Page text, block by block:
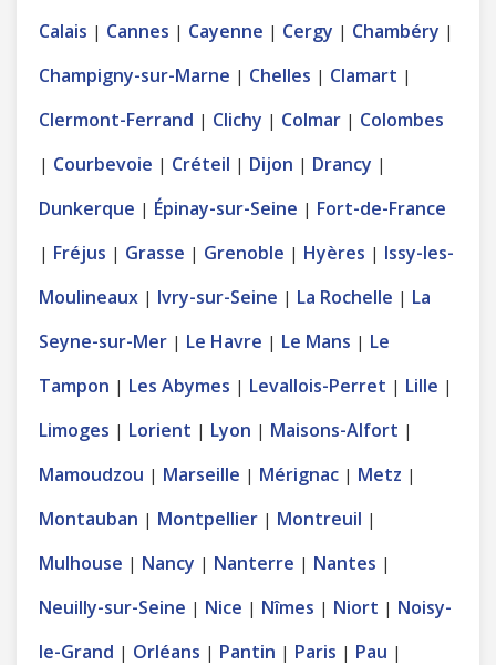
Calais | Cannes | Cayenne | Cergy | Chambéry |
Champigny-sur-Marne | Chelles | Clamart |
Clermont-Ferrand | Clichy | Colmar | Colombes
| Courbevoie | Créteil | Dijon | Drancy |
Dunkerque | Épinay-sur-Seine | Fort-de-France
| Fréjus | Grasse | Grenoble | Hyères | Issy-les-
Moulineaux | Ivry-sur-Seine | La Rochelle | La
Seyne-sur-Mer | Le Havre | Le Mans | Le
Tampon | Les Abymes | Levallois-Perret | Lille |
Limoges | Lorient | Lyon | Maisons-Alfort |
Mamoudzou | Marseille | Mérignac | Metz |
Montauban | Montpellier | Montreuil |
Mulhouse | Nancy | Nanterre | Nantes |
Neuilly-sur-Seine | Nice | Nîmes | Niort | Noisy-
le-Grand | Orléans | Pantin | Paris | Pau |